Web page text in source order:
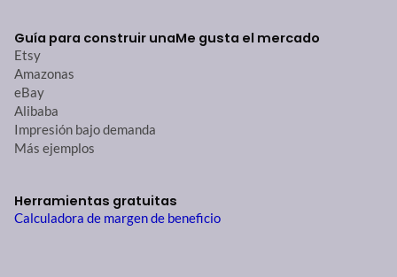
Guía para construir unaMe gusta el mercado
Etsy
Amazonas
eBay
Alibaba
Impresión bajo demanda
Más ejemplos
Herramientas gratuitas
Calculadora de margen de beneficio